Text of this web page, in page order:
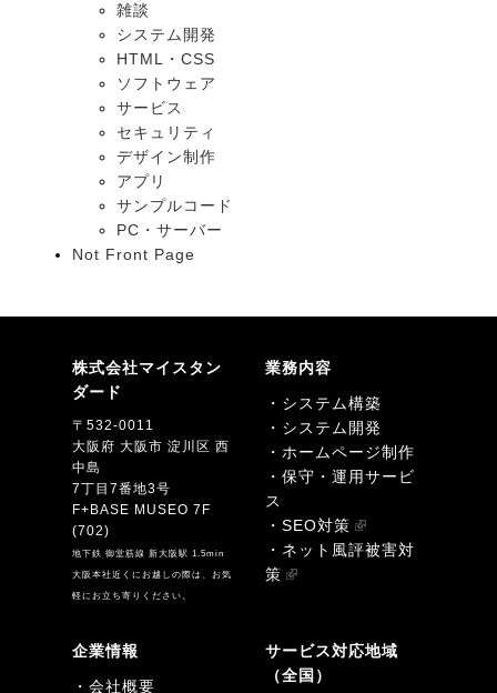
雑談
システム開発
HTML・CSS
ソフトウェア
サービス
セキュリティ
デザイン制作
アプリ
サンプルコード
PC・サーバー
Not Front Page
株式会社マイスタン
ダード
〒532-0011
大阪府 大阪市 淀川区 西
中島
7丁目7番地3号
F+BASE MUSEO 7F
(702)
地下鉄 御堂筋線 新大阪駅 1.5min
大阪本社近くにお越しの際は、お気
軽にお立ち寄りください。
業務内容
・システム構築
・システム開発
・ホームページ制作
・保守・運用サービ
ス
・SEO対策
・ネット風評被害対
策
企業情報
・会社概要
サービス対応地域
（全国）